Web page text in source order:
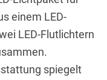
einem LED-
LED-Flutlichtern
spiegelt